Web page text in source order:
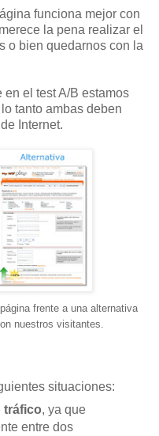
funciona mejor con
la pena realizar el
o bien quedarnos con la
en el test A/B estamos
tanto ambas deben
Internet.
frente a una alternativa
nuestros visitantes.
situaciones:
tráfico, ya que
entre dos